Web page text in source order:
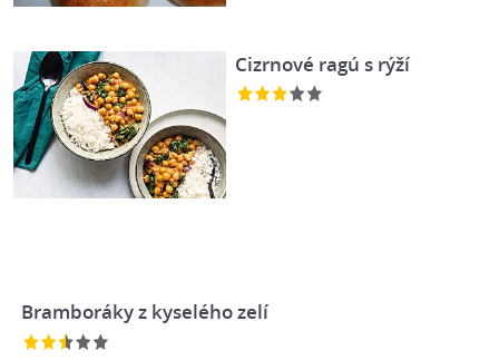
Cizrnové ragú s rýží
Bramboráky z kyselého zelí